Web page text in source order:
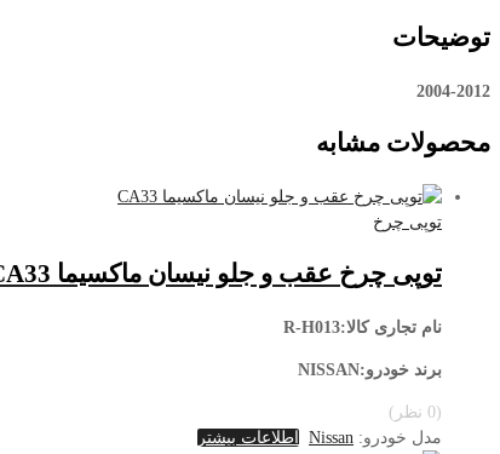
توضیحات
2004-2012
محصولات مشابه
توپی چرخ
توپی چرخ عقب و جلو نیسان ماکسیما CA33
نام تجاری کالا:R-H013
برند خودرو:NISSAN
(0 نظر)
مدل خودرو: Nissan اطلاعات بیشتر